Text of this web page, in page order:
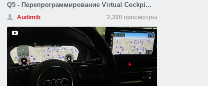
Q5 - Перепрограммирование Virtual Cockpi...
Audimib 2,390 просмотры